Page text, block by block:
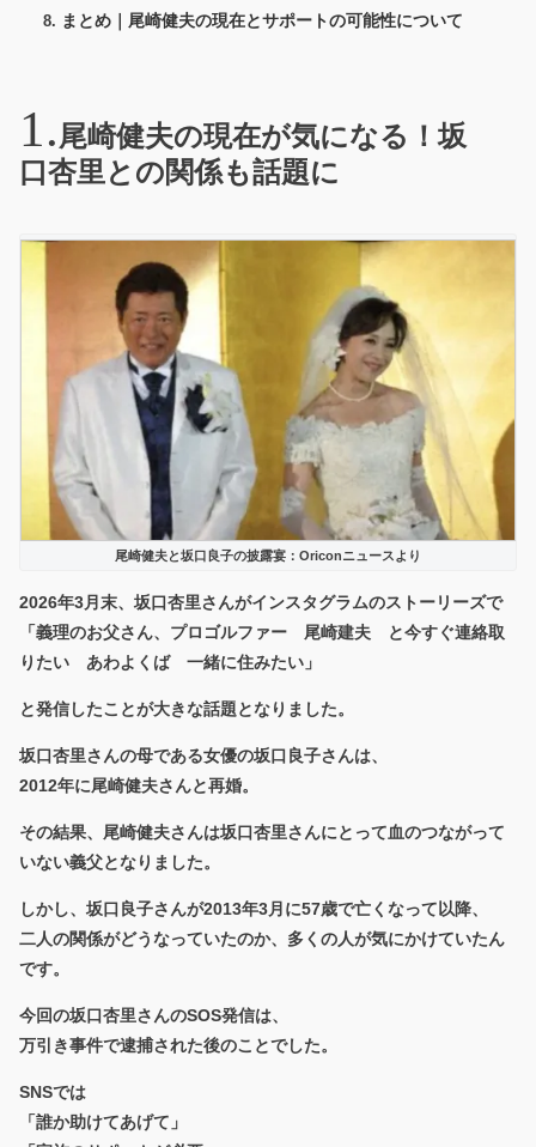
まとめ｜尾崎健夫の現在とサポートの可能性について
尾崎健夫の現在が気になる！坂
口杏里との関係も話題に
尾崎健夫と坂口良子の披露宴：Oriconニュースより
2026年3月末、坂口杏里さんがインスタグラムのストーリーズで
「義理のお父さん、プロゴルファー 尾崎建夫 と今すぐ連絡取
りたい あわよくば 一緒に住みたい」
と発信したことが大きな話題となりました。
坂口杏里さんの母である女優の坂口良子さんは、
2012年に尾崎健夫さんと再婚。
その結果、尾崎健夫さんは坂口杏里さんにとって血のつながって
いない義父となりました。
しかし、坂口良子さんが2013年3月に57歳で亡くなって以降、
二人の関係がどうなっていたのか、多くの人が気にかけていたん
です。
今回の坂口杏里さんのSOS発信は、
万引き事件で逮捕された後のことでした。
SNSでは
「誰か助けてあげて」